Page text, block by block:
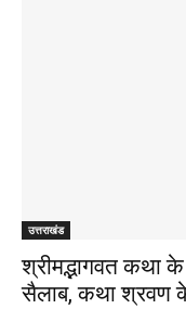
उत्तराखंड
श्रीमद्भागवत कथा
सैलाब, कथा श्रवण